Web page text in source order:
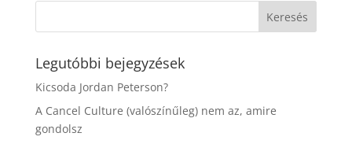
Legutóbbi bejegyzések
Kicsoda Jordan Peterson?
A Cancel Culture (valószínűleg) nem az, amire
gondolsz